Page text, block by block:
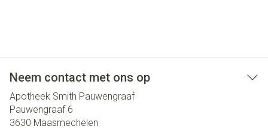
Neem contact met ons op
Apotheek Smith Pauwengraaf
Pauwengraaf 6
3630 Maasmechelen